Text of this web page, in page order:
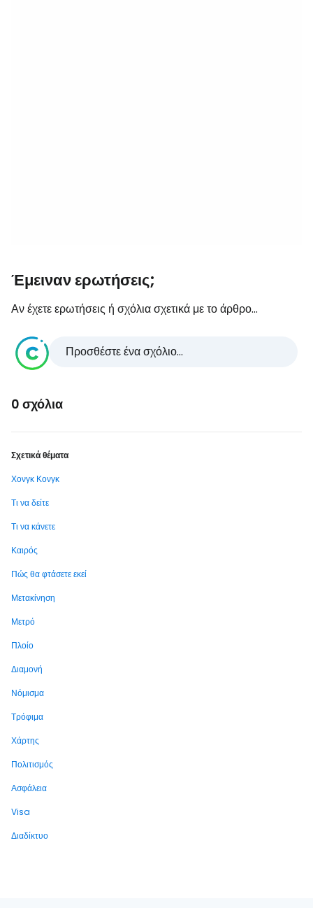
Έμειναν ερωτήσεις;
Αν έχετε ερωτήσεις ή σχόλια σχετικά με το άρθρο...
Προσθέστε ένα σχόλιο...
0 σχόλια
Σχετικά θέματα
Χονγκ Κονγκ
Τι να δείτε
Τι να κάνετε
Καιρός
Πώς θα φτάσετε εκεί
Μετακίνηση
Μετρό
Πλοίο
Διαμονή
Νόμισμα
Τρόφιμα
Χάρτης
Πολιτισμός
Ασφάλεια
Visa
Διαδίκτυο